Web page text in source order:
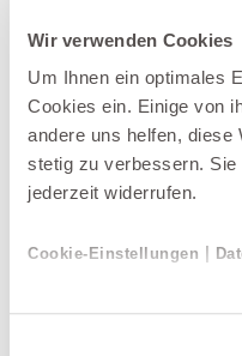
Wir verwenden Cookies
Um Ihnen ein optimales
Cookies ein. Einige von
andere uns helfen, diese
stetig zu verbessern.
jederzeit widerrufen.
Cookie-Einstellungen |